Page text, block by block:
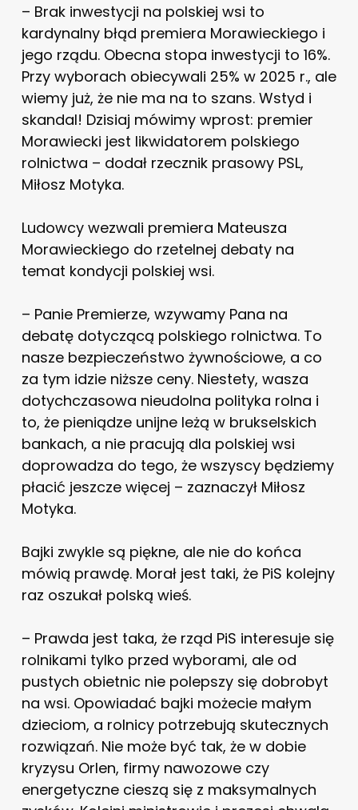
– Brak inwestycji na polskiej wsi to
kardynalny błąd premiera Morawieckiego i
jego rządu. Obecna stopa inwestycji to 16%.
Przy wyborach obiecywali 25% w 2025 r., ale
wiemy już, że nie ma na to szans. Wstyd i
skandal! Dzisiaj mówimy wprost: premier
Morawiecki jest likwidatorem polskiego
rolnictwa – dodał rzecznik prasowy PSL,
Miłosz Motyka.
Ludowcy wezwali premiera Mateusza
Morawieckiego do rzetelnej debaty na
temat kondycji polskiej wsi.
– Panie Premierze, wzywamy Pana na
debatę dotyczącą polskiego rolnictwa. To
nasze bezpieczeństwo żywnościowe, a co
za tym idzie niższe ceny. Niestety, wasza
dotychczasowa nieudolna polityka rolna i
to, że pieniądze unijne leżą w brukselskich
bankach, a nie pracują dla polskiej wsi
doprowadza do tego, że wszyscy będziemy
płacić jeszcze więcej – zaznaczył Miłosz
Motyka.
Bajki zwykle są piękne, ale nie do końca
mówią prawdę. Morał jest taki, że PiS kolejny
raz oszukał polską wieś.
– Prawda jest taka, że rząd PiS interesuje się
rolnikami tylko przed wyborami, ale od
pustych obietnic nie polepszy się dobrobyt
na wsi. Opowiadać bajki możecie małym
dzieciom, a rolnicy potrzebują skutecznych
rozwiązań. Nie może być tak, że w dobie
kryzysu Orlen, firmy nawozowe czy
energetyczne cieszą się z maksymalnych